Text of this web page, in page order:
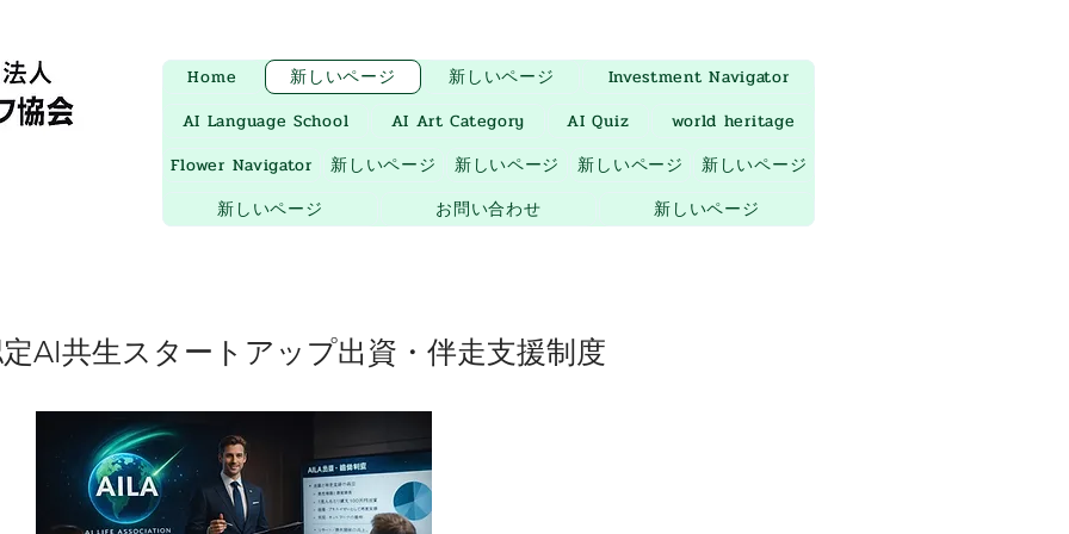
Home 新しいページ 新しいページ
Investment Navigator
AI Language School
AI Art Category AI Quiz
world heritage
Flower Navigator
新しいページ 新しいページ 新しいページ
新しいページ
新しいページ
お問い合わせ 新しいページ
AI共生スタートアップ出資・伴走支援制度